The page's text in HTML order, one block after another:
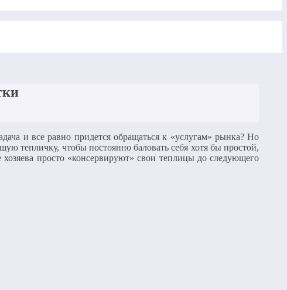
и все равно придется обращаться к «услугам» рынка? Но
тепличку, чтобы постоянно баловать себя хотя бы простой,
просто «консервируют» свои теплицы до следующего